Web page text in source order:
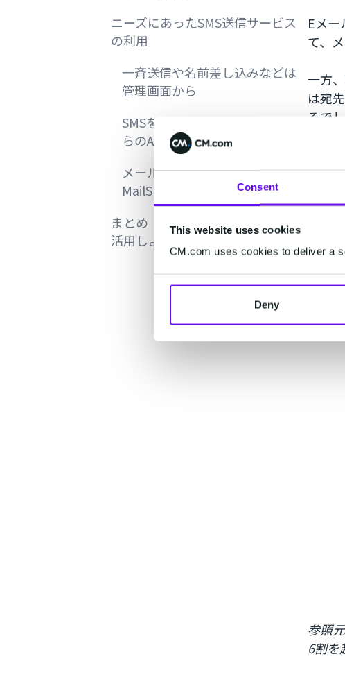
Consent
This website uses cookies
CM.com uses cookies to deliver a
Deny
ニーズにあったSMS送信サービス
の利用
一斉送信や名前差し込みなどは
管理画面から
SMSをシステムから配信するな
らのAPIでの送信
メールから簡単に配信するには
MailSMSを利用
まとめ：診療予約案内でSMSを
活用しよう
Eメ
て、
一方
は宛
るで
携
SMS
NTT
フィ
ン利
メッ
参照
6割を